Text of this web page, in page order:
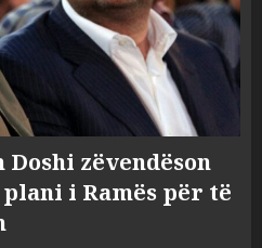
Doshi zëvendëson
i Ramës për të